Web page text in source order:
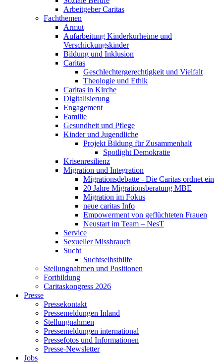
Arbeitgeber Caritas
Fachthemen
Armut
Aufarbeitung Kinderkurheime und
Verschickungskinder
Bildung und Inklusion
Caritas
Geschlechtergerechtigkeit und Vielfalt
Theologie und Ethik
Caritas in Kirche
Digitalisierung
Engagement
Familie
Gesundheit und Pflege
Kinder und Jugendliche
Projekt Bildung für Zusammenhalt
Spotlight Demokratie
Krisenresilienz
Migration und Integration
Migrationsdebatte - Die Caritas ordnet ein
20 Jahre Migrationsberatung MBE
Migration im Fokus
neue caritas Info
Empowerment von geflüchteten Frauen
Neustart im Team – NesT
Service
Sexueller Missbrauch
Sucht
Suchtselbsthilfe
Stellungnahmen und Positionen
Fortbildung
Caritaskongress 2026
Presse
Pressekontakt
Pressemeldungen Inland
Stellungnahmen
Pressemeldungen international
Pressefotos und Informationen
Presse-Newsletter
Jobs